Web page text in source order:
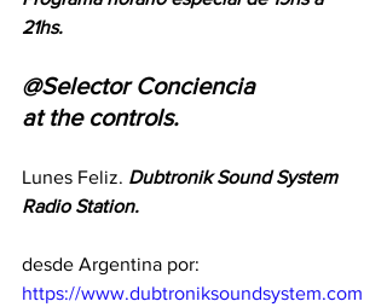
21hs.
@Selector Conciencia
at the controls.
Lunes Feliz. Dubtronik Sound System
Radio Station.
desde Argentina por:
https://www.dubtroniksoundsystem.com